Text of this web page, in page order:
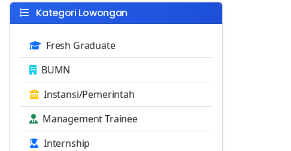
Kategori Lowongan
Fresh Graduate
BUMN
Instansi/Pemerintah
Management Trainee
Internship